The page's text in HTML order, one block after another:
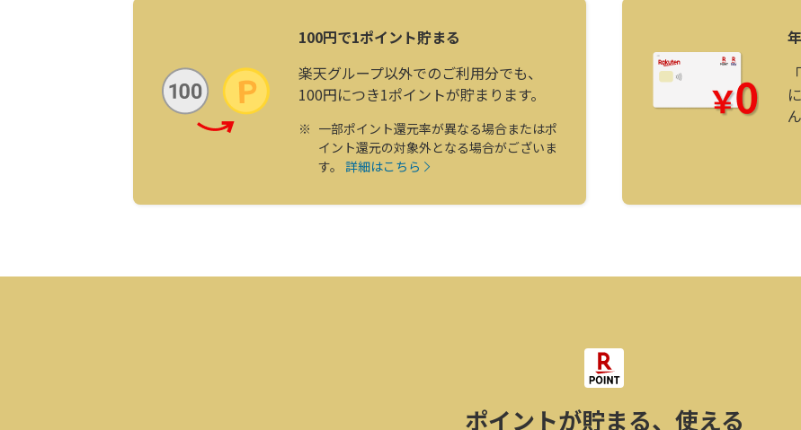
100円で1ポイント貯まる
楽天グループ以外でのご利用分でも、
100円につき1ポイントが貯まります。
一部ポイント還元率が異なる場合またはポ
イント還元の対象外となる場合がございま
す。 詳細はこちら
ポイントが貯まる、使える